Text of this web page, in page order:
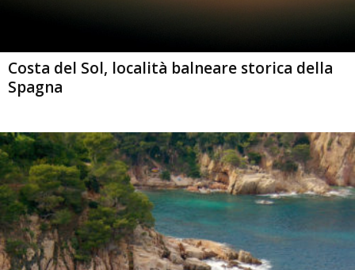
Costa del Sol, località balneare storica della
Spagna